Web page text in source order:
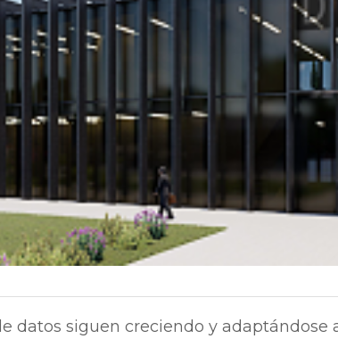
datos siguen creciendo y adaptándose